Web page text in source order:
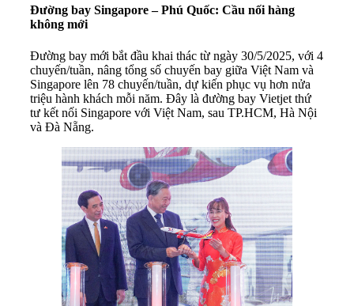
Đường bay Singapore – Phú Quốc: Cầu nối hàng
không mới
Đường bay mới bắt đầu khai thác từ ngày 30/5/2025, với 4
chuyến/tuần, nâng tổng số chuyến bay giữa Việt Nam và
Singapore lên 78 chuyến/tuần, dự kiến phục vụ hơn nửa
triệu hành khách mỗi năm. Đây là đường bay Vietjet thứ
tư kết nối Singapore với Việt Nam, sau TP.HCM, Hà Nội
và Đà Nẵng.